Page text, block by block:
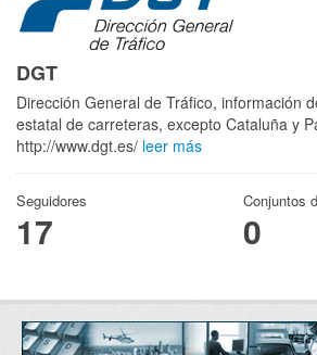
DGT
Dirección General de Tráfico, información
estatal de carreteras, excepto Cataluña y
http://www.dgt.es/ leer más
Seguidores
17
Conjuntos
0